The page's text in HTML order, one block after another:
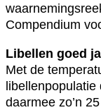
Compendium
Libellen goed
Met de
libellenpopulatie
daarmee zo’n